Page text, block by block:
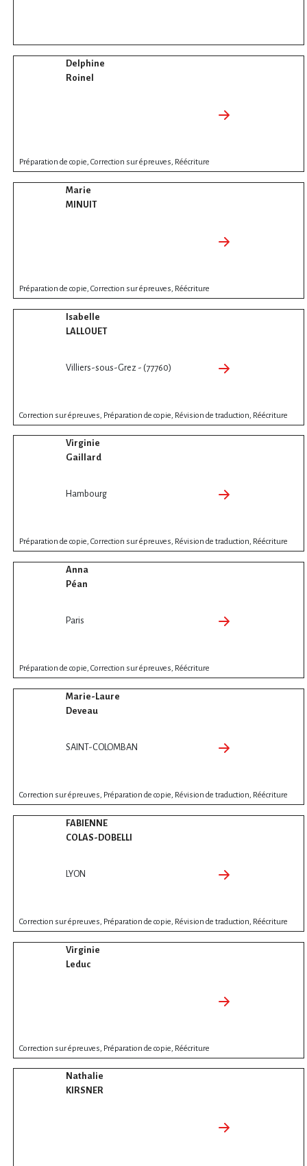
Delphine
Roinel
Préparation de copie, Correction sur épreuves, Réécriture
Marie
MINUIT
Préparation de copie, Correction sur épreuves, Réécriture
Isabelle
LALLOUET
Villiers-sous-Grez - (77760)
Correction sur épreuves, Préparation de copie, Révision de traduction, Réécriture
Virginie
Gaillard
Hambourg
Préparation de copie, Correction sur épreuves, Révision de traduction, Réécriture
Anna
Péan
Paris
Préparation de copie, Correction sur épreuves, Réécriture
Marie-Laure
Deveau
SAINT-COLOMBAN
Correction sur épreuves, Préparation de copie, Révision de traduction, Réécriture
FABIENNE
COLAS-DOBELLI
LYON
Correction sur épreuves, Préparation de copie, Révision de traduction, Réécriture
Virginie
Leduc
Correction sur épreuves, Préparation de copie, Réécriture
Nathalie
KIRSNER